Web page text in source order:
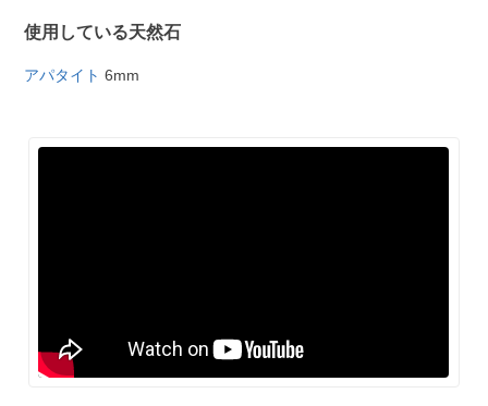
使用している天然石
アパタイト 6mm